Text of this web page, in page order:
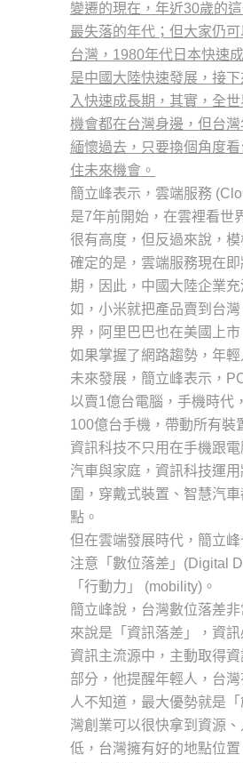
變遷的現在，年近30歲的
最失落的年代；但大家仍
台灣，1980年代日本快速
是中國大陸快速發展， 接下
入快速成長期，其實， 全
機會都在台灣身邊， 但台
緬懷過去，只要換個角度看
住未來機會。
簡立峰表示，雲端服務
是7年前開始，在雲裡看世
很有高度，但反過來說，
確定的是， 雲端服務現在
期，因此，中國大陸企業充
如，小米就把產品賣到台
界， 阿里巴巴也在美國上市
如果掌握了網路趨勢，年
未來發展，簡立峰表示，P
以賣1億台電腦，手機時代
100億台手機，帶動所有裝
資訊科技不只用在手機跟電
汽車與家庭，資訊科技運
圍，穿戴式裝置、 智慧汽
點。
但在雲端發展時代，簡立
注意「數位落差」( Digital
「行動力」 (mobility)。
簡立峰說，台灣數位落差
來說是「資訊落差」， 資
資訊主流源中，主動取得
部分， 他提醒年輕人，台灣
人不知道，最大優勢就是「
灣創業可以很快拿到資源
低， 台灣擁有好的地點位